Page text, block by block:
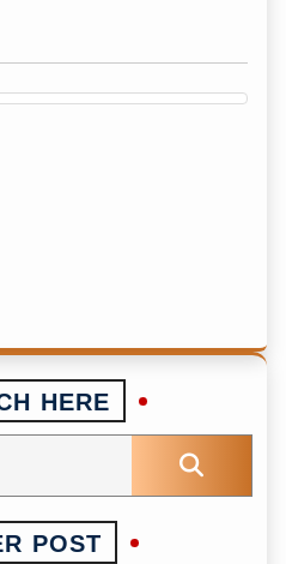
HERE
POST